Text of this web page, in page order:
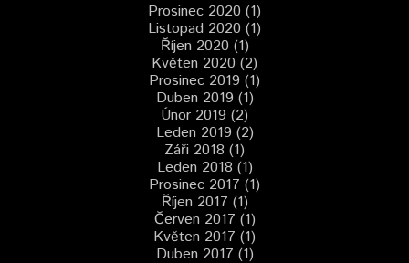
Prosinec 2020 (1)
Listopad 2020 (1)
Říjen 2020 (1)
Květen 2020 (2)
Prosinec 2019 (1)
Duben 2019 (1)
Únor 2019 (2)
Leden 2019 (2)
Záři 2018 (1)
Leden 2018 (1)
Prosinec 2017 (1)
Říjen 2017 (1)
Červen 2017 (1)
Květen 2017 (1)
Duben 2017 (1)